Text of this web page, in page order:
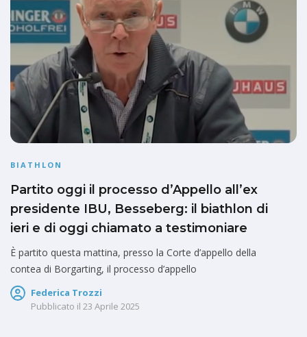
BIATHLON
Partito oggi il processo d’Appello all’ex
presidente IBU, Besseberg: il biathlon di
ieri e di oggi chiamato a testimoniare
È partito questa mattina, presso la Corte d’appello della
contea di Borgarting, il processo d’appello
Federica Trozzi
Pubblicato il 23 Aprile 2025